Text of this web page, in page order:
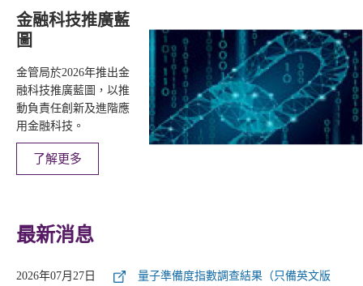
金融科技推廣藍
圖
金管局於2026年推出金
融科技推廣藍圖，以推
動負責任創新及進階應
用金融科技。
了解更多
最新消息
2026年07月27日
量子準備度指數調查結果（只備英文版